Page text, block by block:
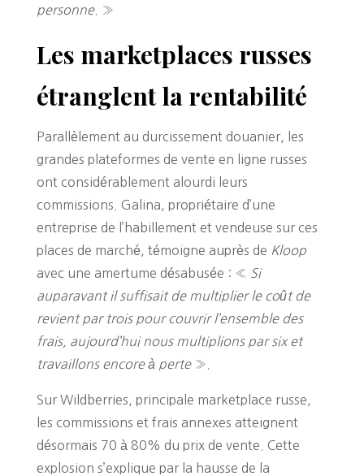
personne.
»
Les marketplaces russes
étranglent la rentabilité
Parallèlement au durcissement douanier, les
grandes plateformes de vente en ligne russes
ont considérablement alourdi leurs
commissions. Galina, propriétaire d’une
entreprise de l’habillement et vendeuse sur ces
places de marché, témoigne auprès de Kloop
avec une amertume désabusée : « Si
auparavant il suffisait de multiplier le coût de
revient par trois pour couvrir l’ensemble des
frais, aujourd’hui nous multiplions par six et
travaillons encore à perte».
Sur Wildberries, principale marketplace russe,
les commissions et frais annexes atteignent
désormais 70 à 80% du prix de vente. Cette
explosion s’explique par la hausse de la